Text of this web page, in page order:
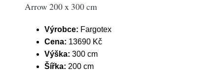
Arrow 200 x 300 cm
Výrobce: Fargotex
Cena: 13690 Kč
Výška: 300 cm
Šířka: 200 cm